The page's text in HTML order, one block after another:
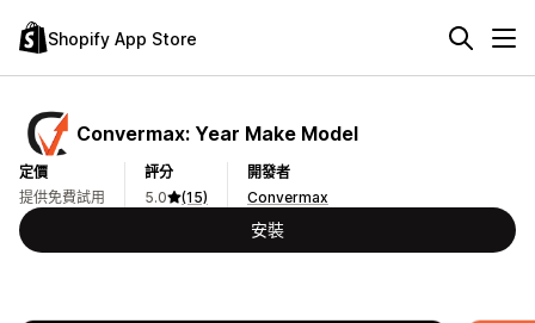
Shopify App Store
Convermax: Year Make Model
定價
提供免費試用
評分
5.0
(15)
開發者
Convermax
安裝